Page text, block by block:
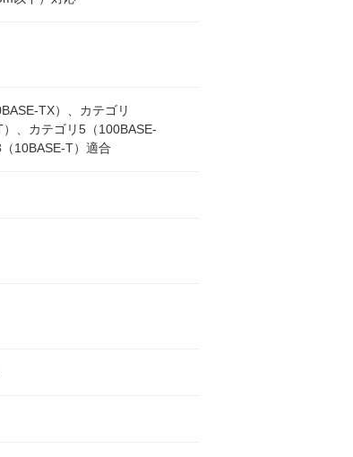
TX）、カテゴリ
、カテゴリ5（100BASE-
10BASE-T）適合